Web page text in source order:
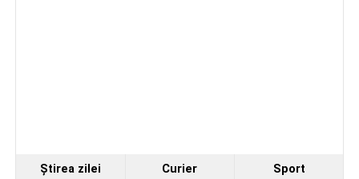
Ştirea zilei Curier Sport